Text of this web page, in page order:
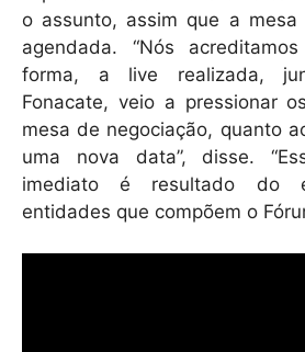
o assunto, assim que a mesa
agendada. “Nós
forma, a live realizada,
Fonacate, veio a pressionar
mesa de negociação, quanto
uma nova data”, disse.
imediato é resultado do
entidades que compõem o